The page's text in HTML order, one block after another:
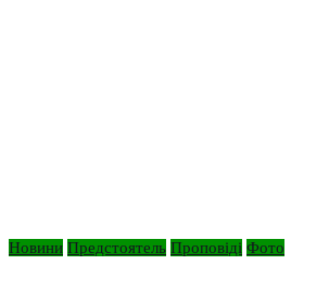
Новини Предстоятель Проповіді Фото